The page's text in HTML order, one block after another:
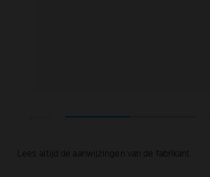
Lees altijd de aanwijzingen van de fabrikant.